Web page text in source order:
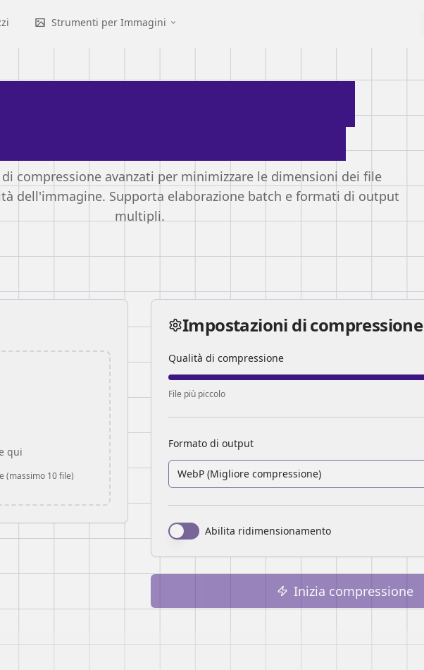
Strumenti per Immagini
compressione avanzati per minimizzare le dimensioni dei file
dell'immagine. Supporta elaborazione batch e formati di output
multipli.
qui
(massimo 10 file)
Impostazioni di compressione
Qualità di compressione
File più piccolo
Formato di output
WebP (Migliore compressione)
Abilita ridimensionamento
Inizia compressione